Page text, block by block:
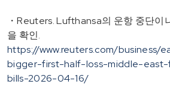
・Reuters. Lufthansa의 운항 중단이
을 확인.
https://www.reuters.com/business/
bigger-first-half-loss-middle-
bills-2026-04-16/